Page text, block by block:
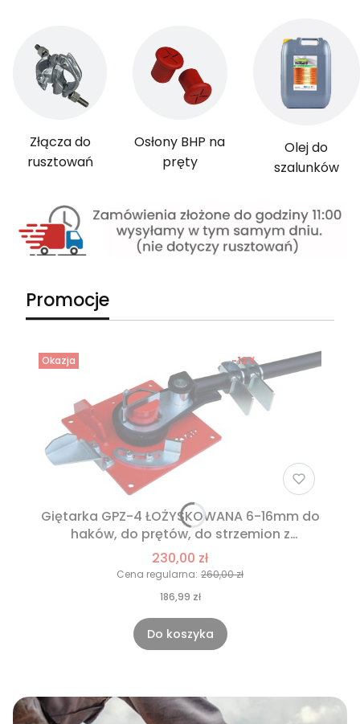
Złącza do
rusztowań
Osłony BHP na
pręty
Olej do
szalunków
Promocje
Okazja
Giętarka GPZ-4 ŁOŻYSKOWANA 6-16mm do
haków, do prętów, do strzemion z
podpórką+ GRATIS!
230,00 zł
Cena regularna: 260,00 zł
-12%
186,99 zł
Do koszyka